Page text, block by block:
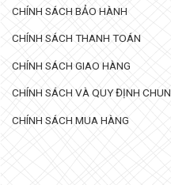
CHÍNH SÁCH BẢO HÀNH
CHÍNH SÁCH THANH TOÁN
CHÍNH SÁCH GIAO HÀNG
CHÍNH SÁCH VÀ QUY ĐỊNH
CHÍNH SÁCH MUA HÀNG